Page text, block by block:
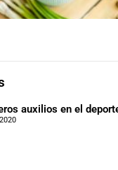
auxilios en el